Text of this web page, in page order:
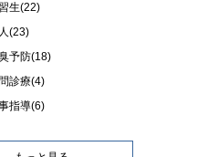
生(22)
(23)
予防(18)
診療(4)
指導(6)